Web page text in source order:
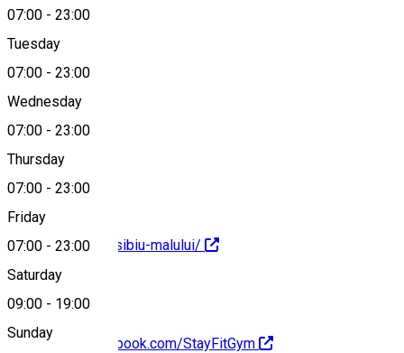
07:00 - 23:00
Tuesday
07:00 - 23:00
Wednesday
07:00 - 23:00
Thursday
07:00 - 23:00
Friday
07:00 - 23:00
Saturday
09:00 - 19:00
Sunday
Map
https://stayfit.ro/sibiu-malului/
https://www.facebook.com/StayFitGym